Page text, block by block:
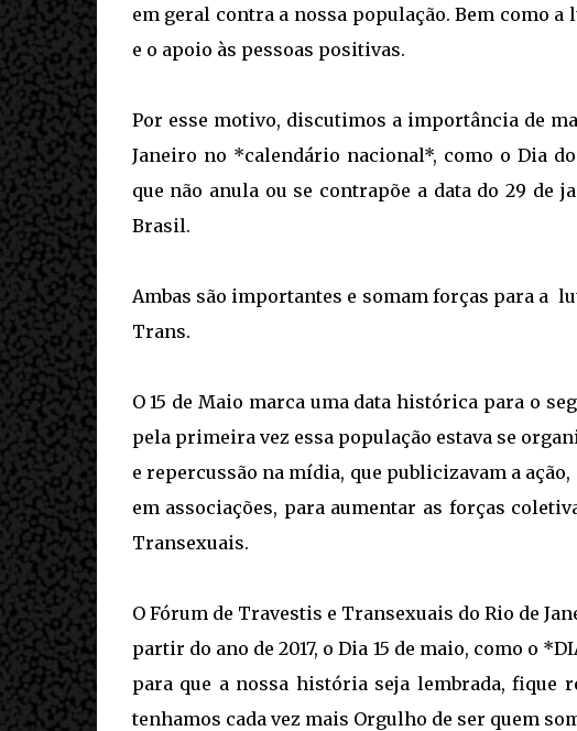
em geral contra a nossa população. Bem como
e o apoio às pessoas positivas.
Por esse motivo, discutimos a importância de
Janeiro no *calendário nacional*, como o Dia
que não anula ou se contrapõe a data do 29
Brasil.
Ambas são importantes e somam forças para a
Trans.
O 15 de Maio marca uma data histórica para o
pela primeira vez essa população estava se
e repercussão na mídia, que publicizavam a
em associações, para aumentar as forças
Transexuais.
O Fórum de Travestis e Transexuais do Rio de
partir do ano de 2017, o Dia 15 de maio, como o
para que a nossa história seja lembrada, fique
tenhamos cada vez mais Orgulho de ser quem